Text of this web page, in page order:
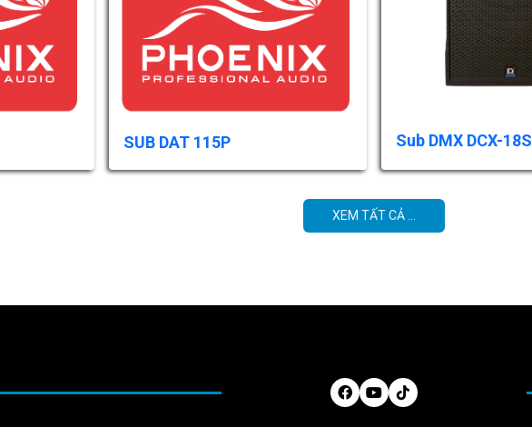
SUB DAT 115P Sub DMX DCX-18S
XEM TẤT CẢ ...